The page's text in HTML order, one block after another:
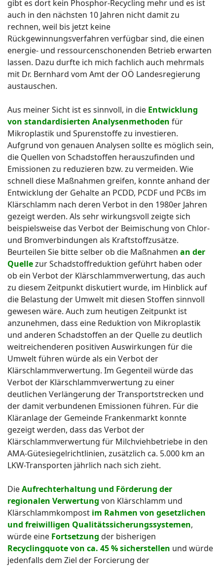
gibt es dort kein Phosphor-Recycling mehr und es ist
auch in den nächsten 10 Jahren nicht damit zu
rechnen, weil bis jetzt keine
Rückgewinnungsverfahren verfügbar sind, die einen
energie- und ressourcenschonenden Betrieb erwarten
lassen. Dazu durfte ich mich fachlich auch mehrmals
mit Dr. Bernhard vom Amt der OÖ Landesregierung
austauschen.
Aus meiner Sicht ist es sinnvoll, in die Entwicklung
von standardisierten Analysenmethoden für
Mikroplastik und Spurenstoffe zu investieren.
Aufgrund von genauen Analysen sollte es möglich sein,
die Quellen von Schadstoffen herauszufinden und
Emissionen zu reduzieren bzw. zu vermeiden. Wie
schnell diese Maßnahmen greifen, konnte anhand der
Entwicklung der Gehalte an PCDD, PCDF und PCBs im
Klärschlamm nach deren Verbot in den 1980er Jahren
gezeigt werden. Als sehr wirkungsvoll zeigte sich
beispielsweise das Verbot der Beimischung von Chlor-
und Bromverbindungen als Kraftstoffzusätze.
Beurteilen Sie bitte selber ob die Maßnahmen an der
Quellezur Schadstoffreduktion geführt haben oder
ob ein Verbot der Klärschlammverwertung, das auch
zu diesem Zeitpunkt diskutiert wurde, im Hinblick auf
die Belastung der Umwelt mit diesen Stoffen sinnvoll
gewesen wäre. Auch zum heutigen Zeitpunkt ist
anzunehmen, dass eine Reduktion von Mikroplastik
und anderen Schadstoffen an der Quelle zu deutlich
weitreichenderen positiven Auswirkungen für die
Umwelt führen würde als ein Verbot der
Klärschlammverwertung. Im Gegenteil würde das
Verbot der Klärschlammverwertung zu einer
deutlichen Verlängerung der Transportstrecken und
der damit verbundenen Emissionen führen. Für die
Kläranlage der Gemeinde Frankenmarkt konnte
gezeigt werden, dass das Verbot der
Klärschlammverwertung für Milchviehbetriebe in den
AMA-Gütesiegelrichtlinien, zusätzlich ca. 5.000 km an
LKW-Transporten jährlich nach sich zieht.
DieAufrechterhaltung und Förderung der
regionalen Verwertung von Klärschlamm und
Klärschlammkompost im Rahmen von gesetzlichen
und freiwilligen Qualitätssicherungssystemen,
würde eine Fortsetzung der bisherigen
Recyclingquote von ca. 45 % sicherstellen und würde
jedenfalls dem Ziel der Forcierung der